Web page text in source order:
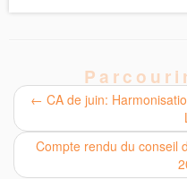
← CA de juin:
Compte rendu du conseil